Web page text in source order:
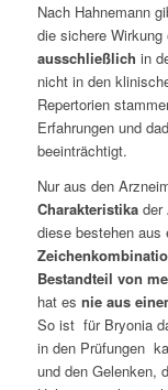
Nach Hahnemann
die sichere
ausschließlich in
nicht in den
Repertorien
Erfahrungen und
beeinträchtigt.
Nur aus den
Charakteristikader
diese bestehen aus
Bestandteil von
hat es nie aus
So ist für Bryonia
in den Prüfungen
und den Gelenken,